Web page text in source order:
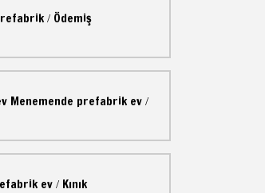
/ Ödemiş
Menemende prefabrik ev /
ev / Kınık